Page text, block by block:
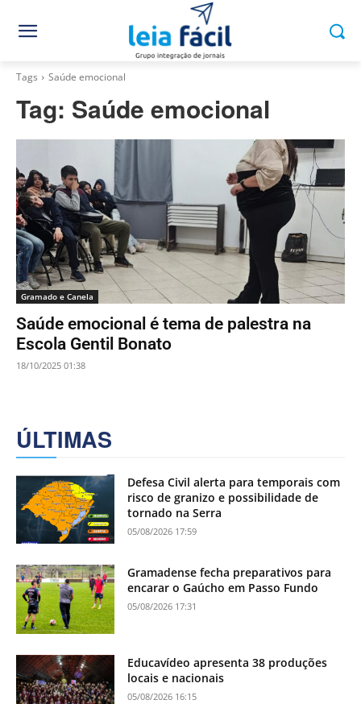
Tags Saúde emocional
Tag: Saúde emocional
Gramado e Canela
Saúde emocional é tema de palestra na
Escola Gentil Bonato
18/10/2025 01:38
ÚLTIMAS
Defesa Civil alerta para temporais com
risco de granizo e possibilidade de
tornado na Serra
05/08/2026 17:59
Gramadense fecha preparativos para
encarar o Gaúcho em Passo Fundo
05/08/2026 17:31
Educavídeo apresenta 38 produções
locais e nacionais
05/08/2026 16:15